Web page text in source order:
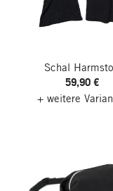
Schal
59,90 €
+ weitere